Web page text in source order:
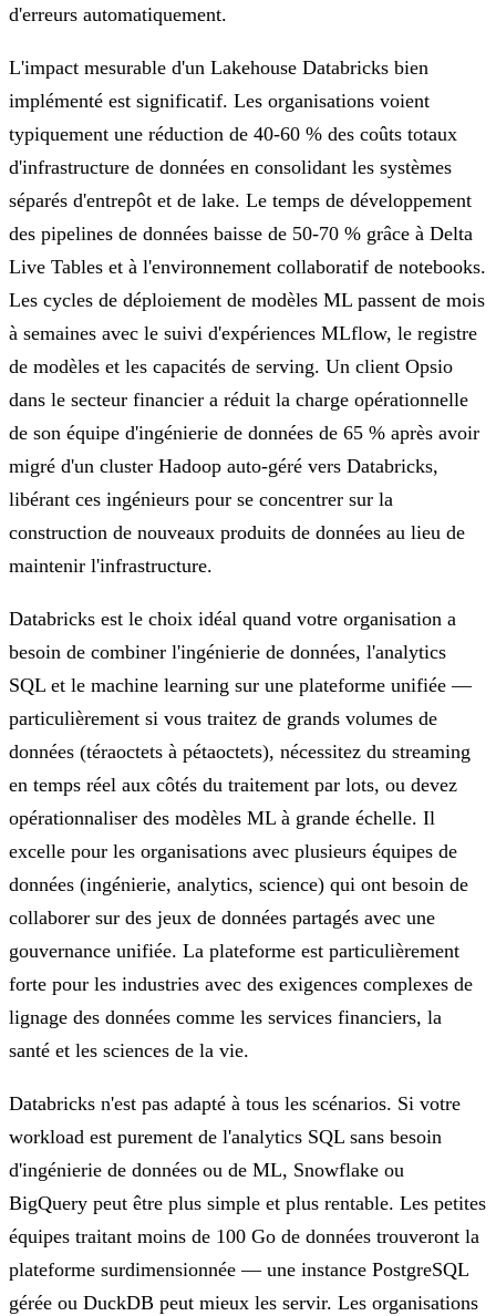
d'erreurs automatiquement.
L'impact mesurable d'un Lakehouse Databricks bien
implémenté est significatif. Les organisations voient
typiquement une réduction de 40-60 % des coûts totaux
d'infrastructure de données en consolidant les systèmes
séparés d'entrepôt et de lake. Le temps de développement
des pipelines de données baisse de 50-70 % grâce à Delta
Live Tables et à l'environnement collaboratif de notebooks.
Les cycles de déploiement de modèles ML passent de mois
à semaines avec le suivi d'expériences MLflow, le registre
de modèles et les capacités de serving. Un client Opsio
dans le secteur financier a réduit la charge opérationnelle
de son équipe d'ingénierie de données de 65 % après avoir
migré d'un cluster Hadoop auto-géré vers Databricks,
libérant ces ingénieurs pour se concentrer sur la
construction de nouveaux produits de données au lieu de
maintenir l'infrastructure.
Databricks est le choix idéal quand votre organisation a
besoin de combiner l'ingénierie de données, l'analytics
SQL et le machine learning sur une plateforme unifiée —
particulièrement si vous traitez de grands volumes de
données (téraoctets à pétaoctets), nécessitez du streaming
en temps réel aux côtés du traitement par lots, ou devez
opérationnaliser des modèles ML à grande échelle. Il
excelle pour les organisations avec plusieurs équipes de
données (ingénierie, analytics, science) qui ont besoin de
collaborer sur des jeux de données partagés avec une
gouvernance unifiée. La plateforme est particulièrement
forte pour les industries avec des exigences complexes de
lignage des données comme les services financiers, la
santé et les sciences de la vie.
Databricks n'est pas adapté à tous les scénarios. Si votre
workload est purement de l'analytics SQL sans besoin
d'ingénierie de données ou de ML, Snowflake ou
BigQuery peut être plus simple et plus rentable. Les petites
équipes traitant moins de 100 Go de données trouveront la
plateforme surdimensionnée — une instance PostgreSQL
gérée ou DuckDB peut mieux les servir. Les organisations